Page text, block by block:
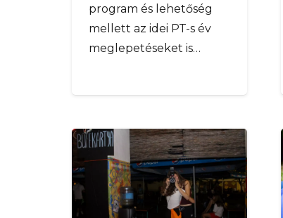
program és lehetőség
mellett az idei PT-s év
meglepetéseket is…